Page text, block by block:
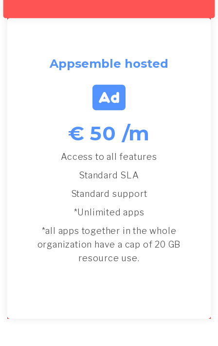
Appsemble hosted
€ 50 /m
Access to all features
Standard SLA
Standard support
*Unlimited apps
*all apps together in the whole
organization have a cap of 20 GB
resource use.